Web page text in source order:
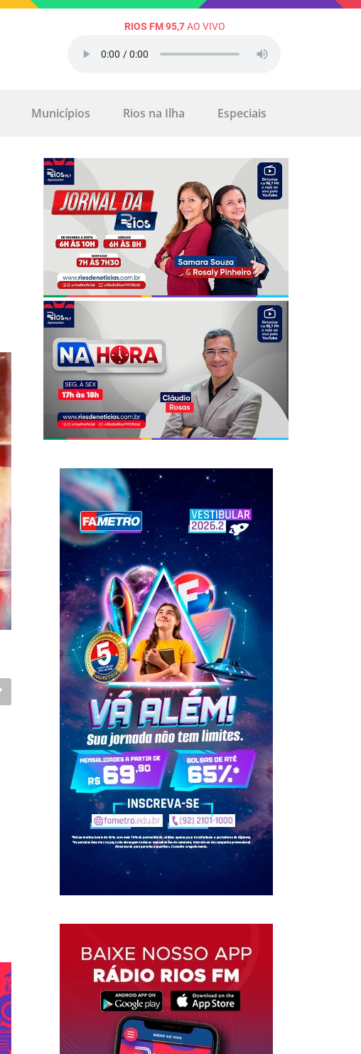
RIOS FM 95,7AO VIVO
Municípios Rios na Ilha Especiais